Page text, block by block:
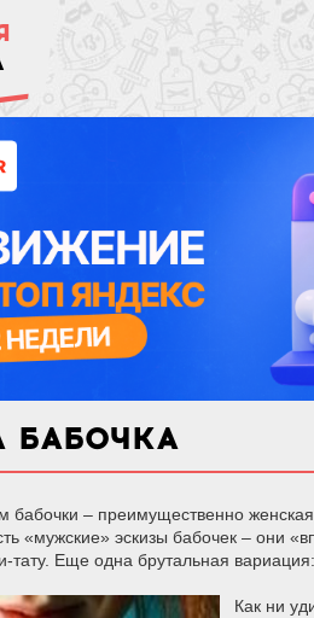
БАБОЧКА
бабочки – преимущественно
«мужские» эскизы бабочек – они
Еще одна брутальная
Как ни